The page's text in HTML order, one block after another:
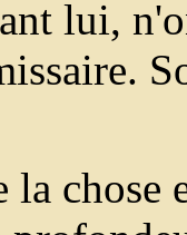
lui,
la chose